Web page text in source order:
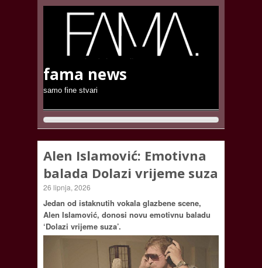
fama news
samo fine stvari
Alen Islamović: Emotivna
balada Dolazi vrijeme suza
26 lipnja, 2026
Jedan od istaknutih vokala glazbene scene,
Alen Islamović, donosi novu emotivnu baladu
‘Dolazi vrijeme suza’.